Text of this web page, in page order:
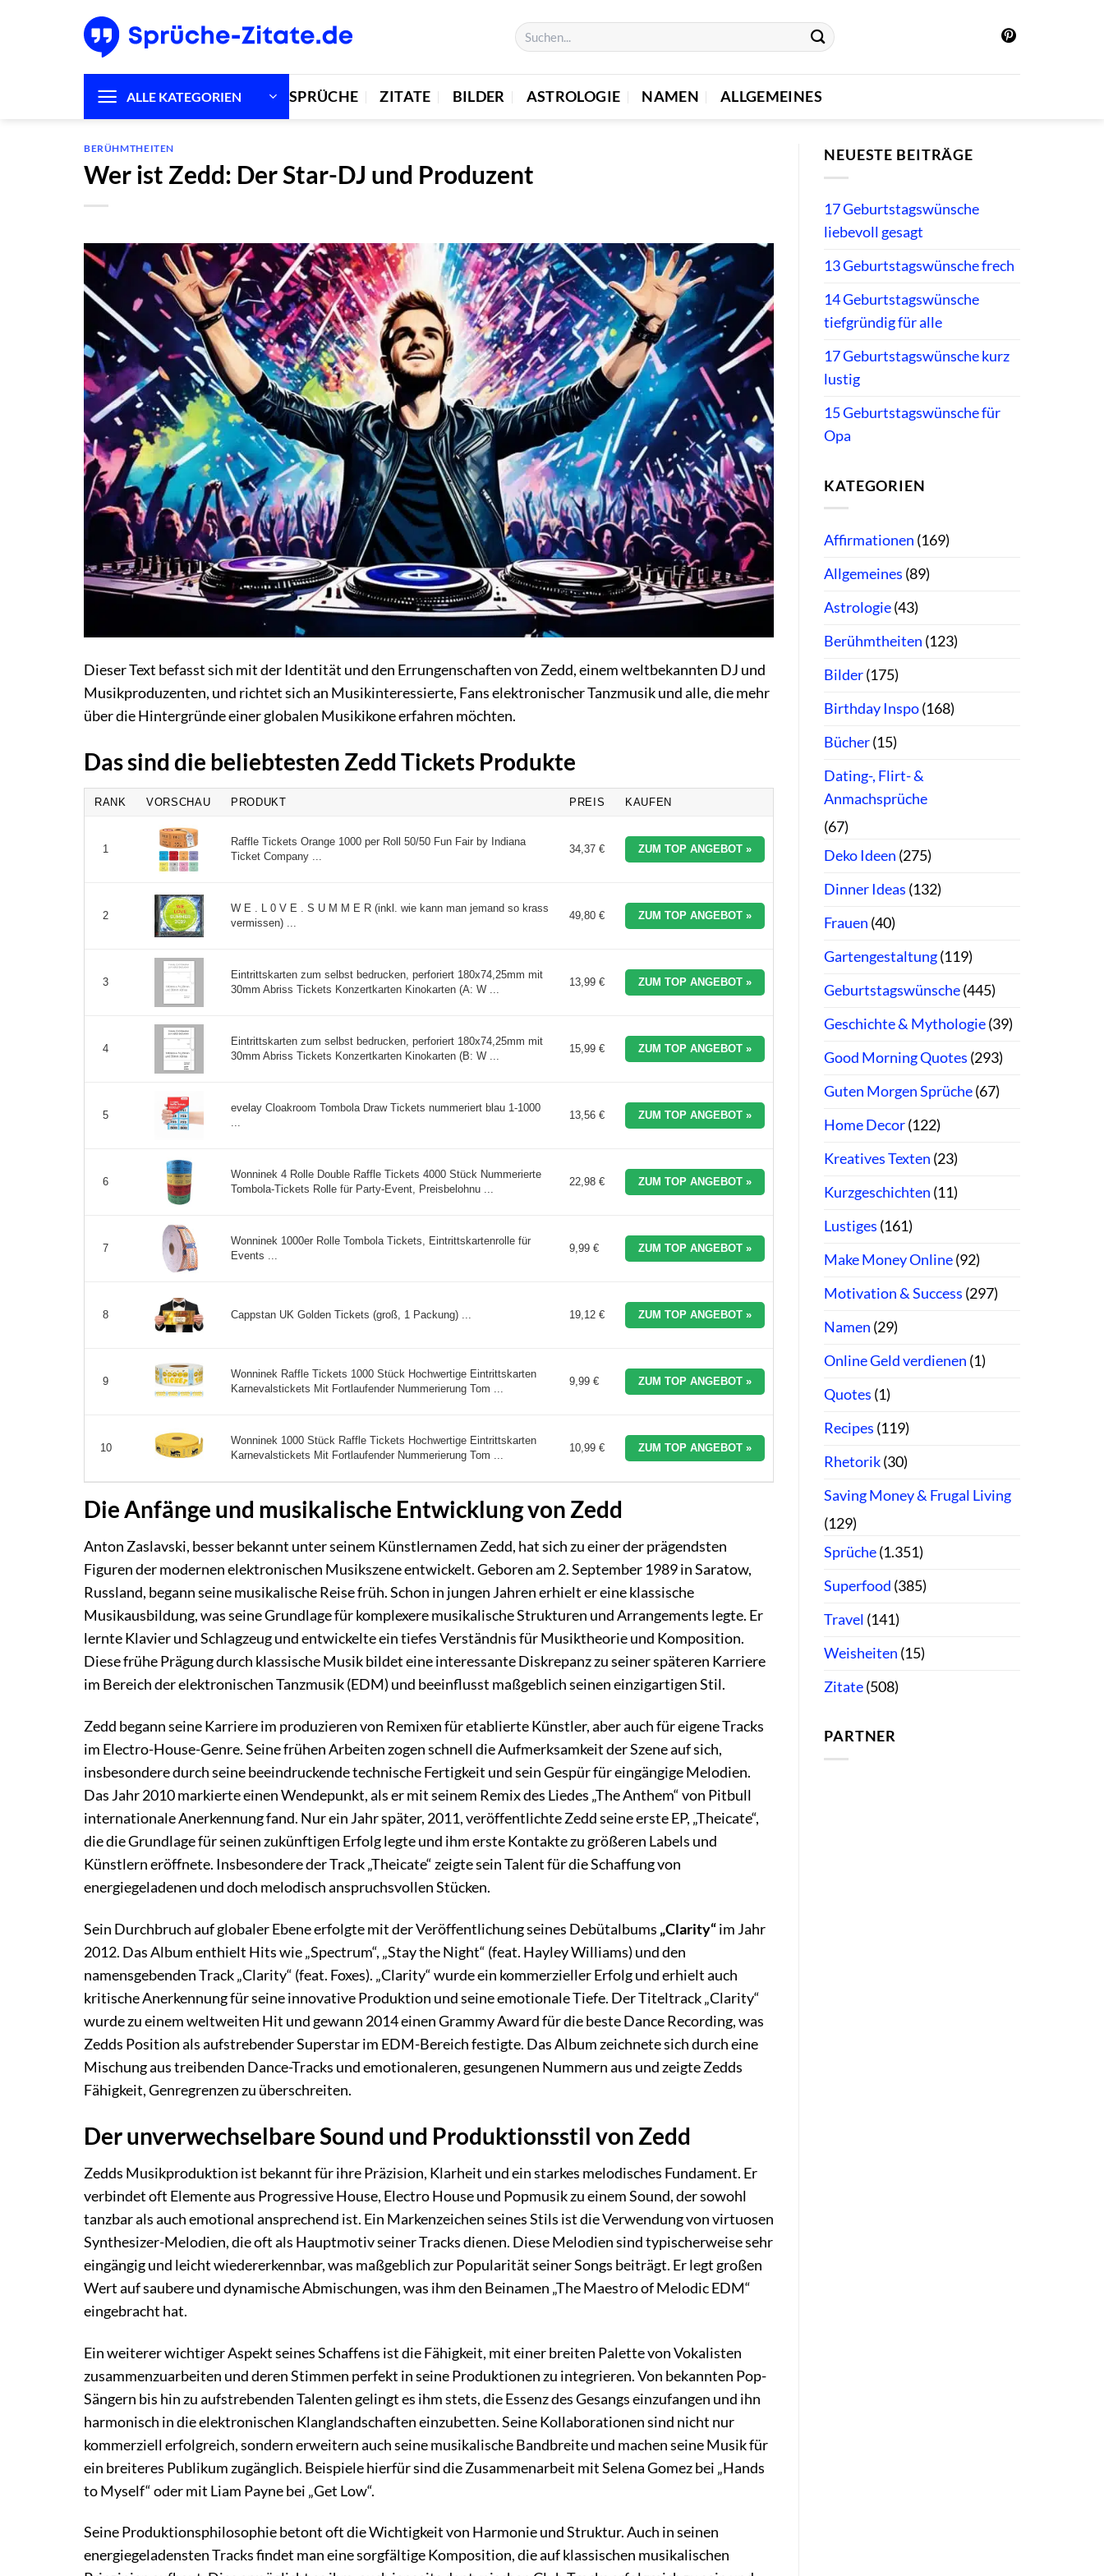
ALLE KATEGORIEN SPRÜCHE ZITATE BILDER ASTROLOGIE NAMEN ALLGEMEINES
BERÜHMTHEITEN
Wer ist Zedd: Der Star-DJ und Produzent
Dieser Text befasst sich mit der Identität und den Errungenschaften von Zedd, einem weltbekannten DJ und
Musikproduzenten, und richtet sich an Musikinteressierte, Fans elektronischer Tanzmusik und alle, die mehr
über die Hintergründe einer globalen Musikikone erfahren möchten.
Das sind die beliebtesten Zedd Tickets Produkte
RANK VORSCHAU PRODUKT PREIS KAUFEN
1
Raffle Tickets Orange 1000 per Roll 50/50 Fun Fair by Indiana
Ticket Company ...
34,37 € ZUM TOP ANGEBOT »
2
W E . L 0 V E . S U M M E R (inkl. wie kann man jemand so krass
vermissen) ...
49,80 € ZUM TOP ANGEBOT »
3
Eintrittskarten zum selbst bedrucken, perforiert 180x74,25mm mit
30mm Abriss Tickets Konzertkarten Kinokarten (A: W ...
13,99 € ZUM TOP ANGEBOT »
4
Eintrittskarten zum selbst bedrucken, perforiert 180x74,25mm mit
30mm Abriss Tickets Konzertkarten Kinokarten (B: W ...
15,99 € ZUM TOP ANGEBOT »
5
evelay Cloakroom Tombola Draw Tickets nummeriert blau 1-1000
13,56 € ZUM TOP ANGEBOT »
6
Wonninek 4 Rolle Double Raffle Tickets 4000 Stück Nummerierte
Tombola-Tickets Rolle für Party-Event, Preisbelohnu ...
22,98 € ZUM TOP ANGEBOT »
7
Wonninek 1000er Rolle Tombola Tickets, Eintrittskartenrolle für
Events ...
9,99 € ZUM TOP ANGEBOT »
8 Cappstan UK Golden Tickets (groß, 1 Packung) ... 19,12 € ZUM TOP ANGEBOT »
9
Wonninek Raffle Tickets 1000 Stück Hochwertige Eintrittskarten
Karnevalstickets Mit Fortlaufender Nummerierung Tom ...
9,99 € ZUM TOP ANGEBOT »
10
Wonninek 1000 Stück Raffle Tickets Hochwertige Eintrittskarten
Karnevalstickets Mit Fortlaufender Nummerierung Tom ...
10,99 € ZUM TOP ANGEBOT »
Die Anfänge und musikalische Entwicklung von Zedd
Anton Zaslavski, besser bekannt unter seinem Künstlernamen Zedd, hat sich zu einer der prägendsten
Figuren der modernen elektronischen Musikszene entwickelt. Geboren am 2. September 1989 in Saratow,
Russland, begann seine musikalische Reise früh. Schon in jungen Jahren erhielt er eine klassische
Musikausbildung, was seine Grundlage für komplexere musikalische Strukturen und Arrangements legte. Er
lernte Klavier und Schlagzeug und entwickelte ein tiefes Verständnis für Musiktheorie und Komposition.
Diese frühe Prägung durch klassische Musik bildet eine interessante Diskrepanz zu seiner späteren Karriere
im Bereich der elektronischen Tanzmusik (EDM) und beeinflusst maßgeblich seinen einzigartigen Stil.
Zedd begann seine Karriere im produzieren von Remixen für etablierte Künstler, aber auch für eigene Tracks
im Electro-House-Genre. Seine frühen Arbeiten zogen schnell die Aufmerksamkeit der Szene auf sich,
insbesondere durch seine beeindruckende technische Fertigkeit und sein Gespür für eingängige Melodien.
Das Jahr 2010 markierte einen Wendepunkt, als er mit seinem Remix des Liedes „The Anthem“ von Pitbull
internationale Anerkennung fand. Nur ein Jahr später, 2011, veröffentlichte Zedd seine erste EP, „Theicate“,
die die Grundlage für seinen zukünftigen Erfolg legte und ihm erste Kontakte zu größeren Labels und
Künstlern eröffnete. Insbesondere der Track „Theicate“ zeigte sein Talent für die Schaffung von
energiegeladenen und doch melodisch anspruchsvollen Stücken.
Sein Durchbruch auf globaler Ebene erfolgte mit der Veröffentlichung seines Debütalbums „Clarity“im Jahr
2012. Das Album enthielt Hits wie „Spectrum“, „Stay the Night“ (feat. Hayley Williams) und den
namensgebenden Track „Clarity“ (feat. Foxes). „Clarity“ wurde ein kommerzieller Erfolg und erhielt auch
kritische Anerkennung für seine innovative Produktion und seine emotionale Tiefe. Der Titeltrack „Clarity“
wurde zu einem weltweiten Hit und gewann 2014 einen Grammy Award für die beste Dance Recording, was
Zedds Position als aufstrebender Superstar im EDM-Bereich festigte. Das Album zeichnete sich durch eine
Mischung aus treibenden Dance-Tracks und emotionaleren, gesungenen Nummern aus und zeigte Zedds
Fähigkeit, Genregrenzen zu überschreiten.
Der unverwechselbare Sound und Produktionsstil von Zedd
Zedds Musikproduktion ist bekannt für ihre Präzision, Klarheit und ein starkes melodisches Fundament. Er
verbindet oft Elemente aus Progressive House, Electro House und Popmusik zu einem Sound, der sowohl
tanzbar als auch emotional ansprechend ist. Ein Markenzeichen seines Stils ist die Verwendung von virtuosen
Synthesizer-Melodien, die oft als Hauptmotiv seiner Tracks dienen. Diese Melodien sind typischerweise sehr
eingängig und leicht wiedererkennbar, was maßgeblich zur Popularität seiner Songs beiträgt. Er legt großen
Wert auf saubere und dynamische Abmischungen, was ihm den Beinamen „The Maestro of Melodic EDM“
eingebracht hat.
Ein weiterer wichtiger Aspekt seines Schaffens ist die Fähigkeit, mit einer breiten Palette von Vokalisten
zusammenzuarbeiten und deren Stimmen perfekt in seine Produktionen zu integrieren. Von bekannten Pop-
Sängern bis hin zu aufstrebenden Talenten gelingt es ihm stets, die Essenz des Gesangs einzufangen und ihn
harmonisch in die elektronischen Klanglandschaften einzubetten. Seine Kollaborationen sind nicht nur
kommerziell erfolgreich, sondern erweitern auch seine musikalische Bandbreite und machen seine Musik für
ein breiteres Publikum zugänglich. Beispiele hierfür sind die Zusammenarbeit mit Selena Gomez bei „Hands
to Myself“ oder mit Liam Payne bei „Get Low“.
Seine Produktionsphilosophie betont oft die Wichtigkeit von Harmonie und Struktur. Auch in seinen
energiegeladensten Tracks findet man eine sorgfältige Komposition, die auf klassischen musikalischen
NEUESTE BEITRÄGE
17 Geburtstagswünsche
liebevoll gesagt
13 Geburtstagswünsche frech
14 Geburtstagswünsche
tiefgründig für alle
17 Geburtstagswünsche kurz
lustig
15 Geburtstagswünsche für
Opa
KATEGORIEN
Affirmationen (169)
Allgemeines (89)
Astrologie(43)
Berühmtheiten (123)
Bilder(175)
Birthday Inspo(168)
Bücher(15)
Dating-, Flirt- &
Anmachsprüche
(67)
Deko Ideen (275)
Dinner Ideas (132)
Frauen (40)
Gartengestaltung(119)
Geburtstagswünsche(445)
Geschichte & Mythologie(39)
Good Morning Quotes (293)
Guten Morgen Sprüche(67)
Home Decor(122)
Kreatives Texten (23)
Kurzgeschichten (11)
Lustiges (161)
Make Money Online(92)
Motivation & Success (297)
Namen (29)
Online Geld verdienen (1)
Quotes (1)
Recipes (119)
Rhetorik(30)
Saving Money & Frugal Living
(129)
Sprüche(1.351)
Superfood (385)
Travel (141)
Weisheiten (15)
Zitate(508)
PARTNER